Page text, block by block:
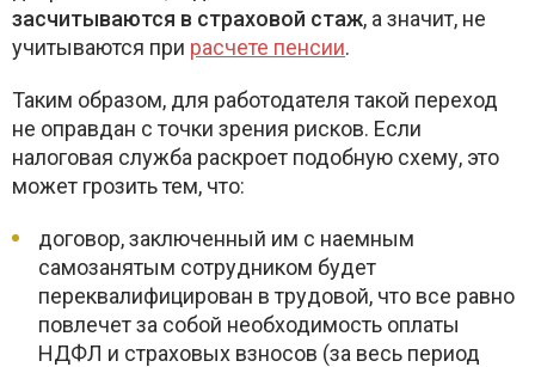
засчитываются в страховой стаж, а значит, не
учитываются при расчете пенсии.
Таким образом, для работодателя такой переход
не оправдан с точки зрения рисков. Если
налоговая служба раскроет подобную схему, это
может грозить тем, что:
договор, заключенный им с наемным
самозанятым сотрудником будет
переквалифицирован в трудовой, что все равно
повлечет за собой необходимость оплаты
НДФЛ и страховых взносов (за весь период